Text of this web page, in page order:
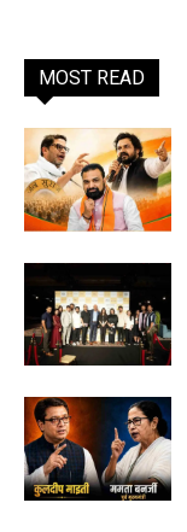
MOST READ